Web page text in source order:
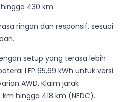
430 km.
ringan dan responsif, sesuai
setup yang terasa lebih
LFP 65,69 kWh untuk versi
AWD. Klaim jarak
hingga 418 km (NEDC).